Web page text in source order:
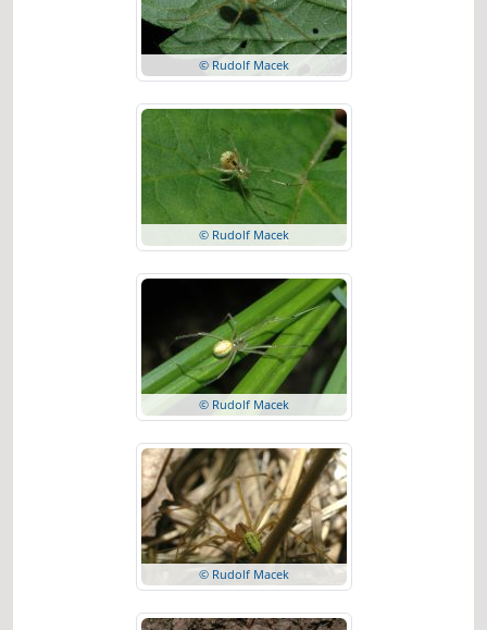
© Rudolf Macek
© Rudolf Macek
© Rudolf Macek
© Rudolf Macek